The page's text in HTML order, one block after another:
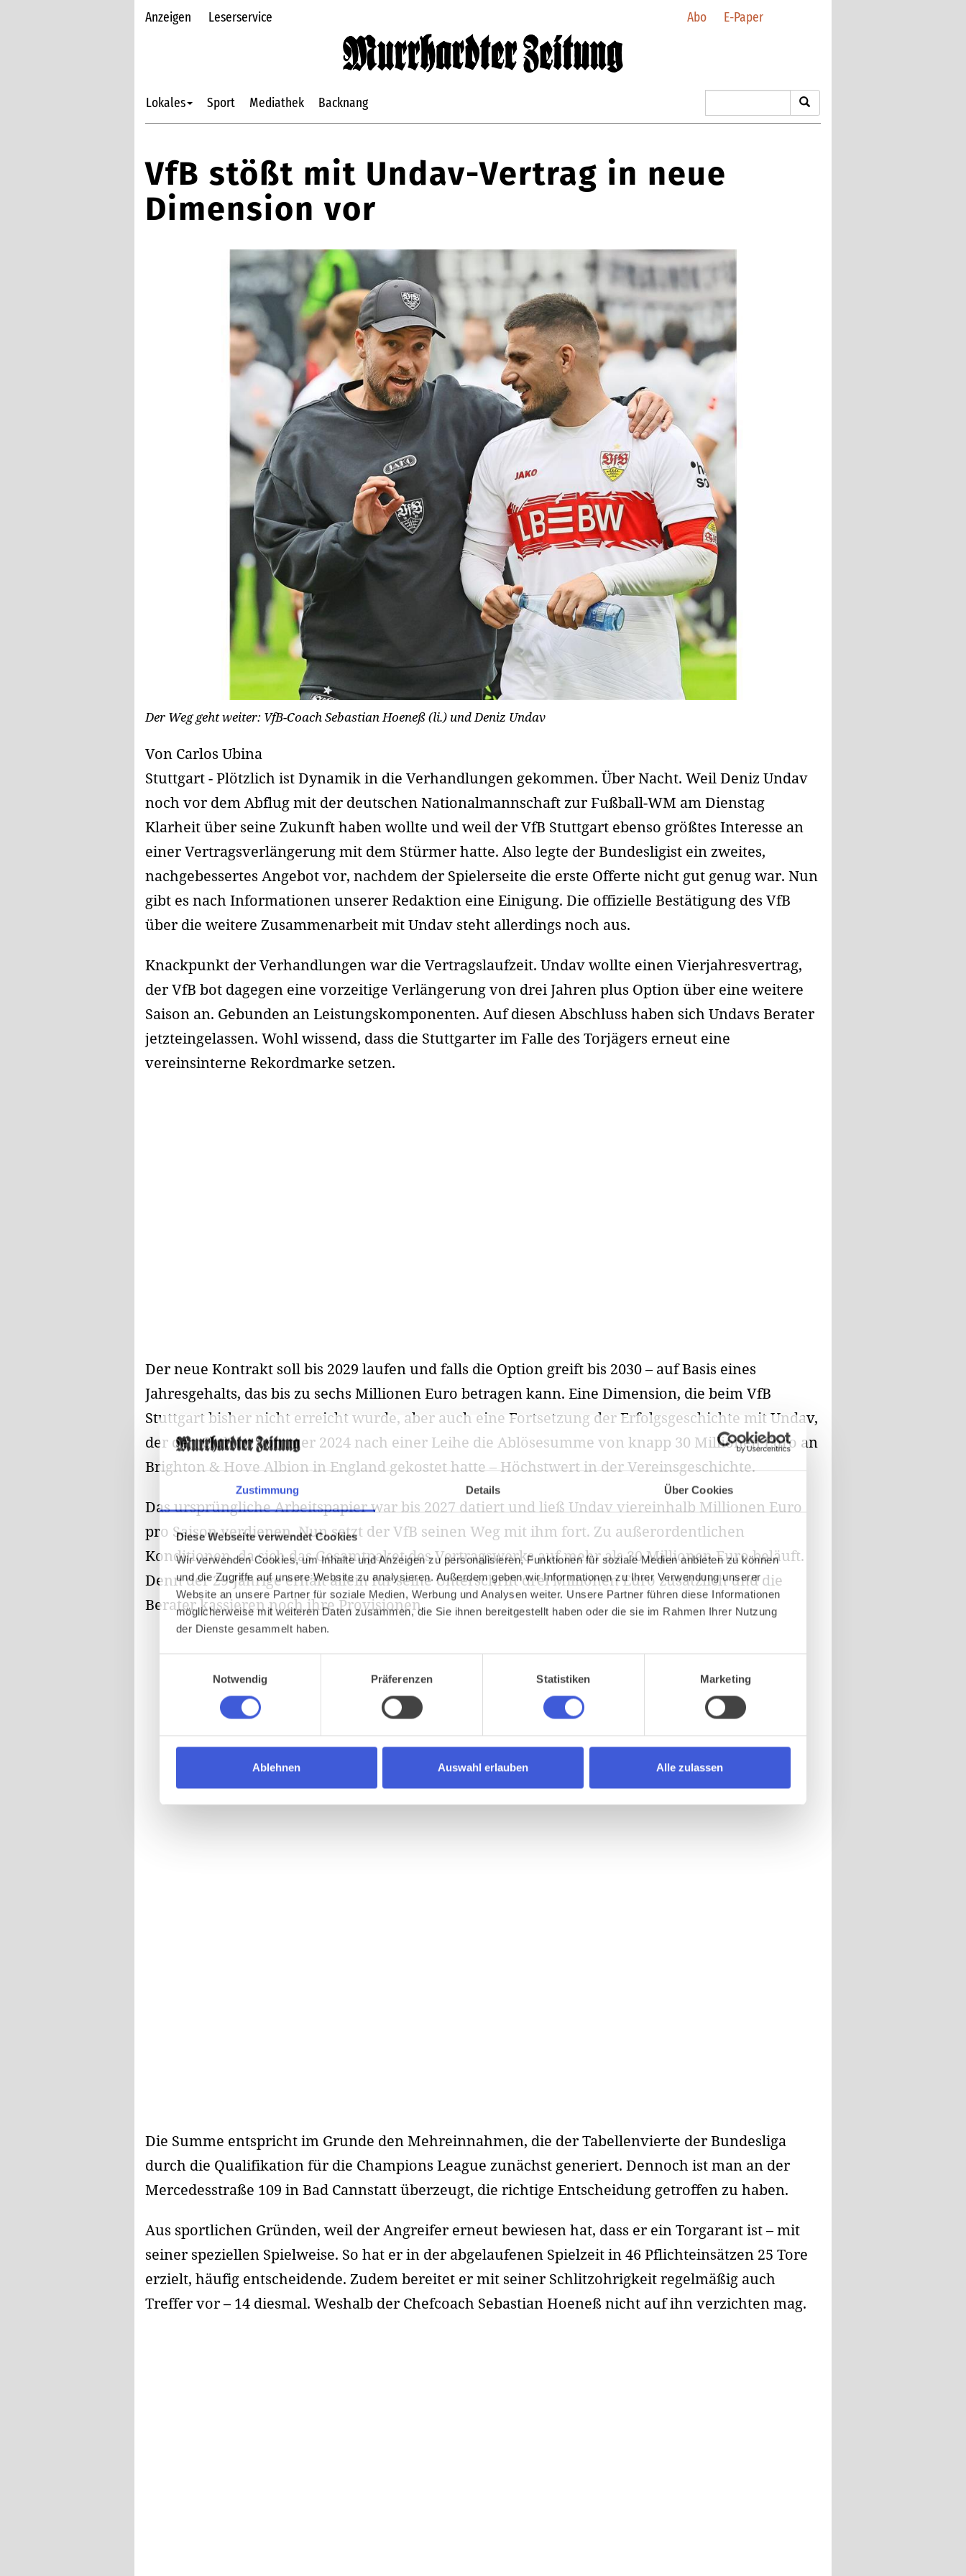
Zustimmung Details Über Cookies
Diese Webseite verwendet Cookies
Wir verwenden Cookies, um Inhalte und Anzeigen zu personalisieren, Funktionen für soziale Medien anbieten zu können
und die Zugriffe auf unsere Website zu analysieren. Außerdem geben wir Informationen zu Ihrer Verwendung unserer
Website an unsere Partner für soziale Medien, Werbung und Analysen weiter. Unsere Partner führen diese Informationen
möglicherweise mit weiteren Daten zusammen, die Sie ihnen bereitgestellt haben oder die sie im Rahmen Ihrer Nutzung
der Dienste gesammelt haben.
Notwendig
Präferenzen Statistiken Marketing
Ablehnen Auswahl erlauben Alle zulassen
Anzeigen Leserservice Abo E-Paper
Lokales Sport Mediathek Backnang
VfB stößt mit Undav-Vertrag in neue
Dimension vor
Der Weg geht weiter: VfB-Coach Sebastian Hoeneß (li.) und Deniz Undav
Von Carlos Ubina
Stuttgart - Plötzlich ist Dynamik in die Verhandlungen gekommen. Über Nacht. Weil Deniz Undav
noch vor dem Abflug mit der deutschen Nationalmannschaft zur Fußball-WM am Dienstag
Klarheit über seine Zukunft haben wollte und weil der VfB Stuttgart ebenso größtes Interesse an
einer Vertragsverlängerung mit dem Stürmer hatte. Also legte der Bundesligist ein zweites,
nachgebessertes Angebot vor, nachdem der Spielerseite die erste Offerte nicht gut genug war. Nun
gibt es nach Informationen unserer Redaktion eine Einigung. Die offizielle Bestätigung des VfB
über die weitere Zusammenarbeit mit Undav steht allerdings noch aus.
Knackpunkt der Verhandlungen war die Vertragslaufzeit. Undav wollte einen Vierjahresvertrag,
der VfB bot dagegen eine vorzeitige Verlängerung von drei Jahren plus Option über eine weitere
Saison an. Gebunden an Leistungskomponenten. Auf diesen Abschluss haben sich Undavs Berater
jetzteingelassen. Wohl wissend, dass die Stuttgarter im Falle des Torjägers erneut eine
vereinsinterne Rekordmarke setzen.
Der neue Kontrakt soll bis 2029 laufen und falls die Option greift bis 2030 – auf Basis eines
Jahresgehalts, das bis zu sechs Millionen Euro betragen kann. Eine Dimension, die beim VfB
Stuttgart bisher nicht erreicht wurde, aber auch eine Fortsetzung der Erfolgsgeschichte mit Undav,
der den Club im Sommer 2024 nach einer Leihe die Ablösesumme von knapp 30 Millionen Euro an
Brighton & Hove Albion in England gekostet hatte – Höchstwert in der Vereinsgeschichte.
Das ursprüngliche Arbeitspapier war bis 2027 datiert und ließ Undav viereinhalb Millionen Euro
pro Saison verdienen. Nun setzt der VfB seinen Weg mit ihm fort. Zu außerordentlichen
Konditionen, da sich das Gesamtpaket des Vertragswerks auf mehr als 30 Millionen Euro beläuft.
Denn der 29-Jährige erhält allein für seine Unterschrift drei Millionen Euro zusätzlich und die
Berater kassieren noch ihre Provisionen.
Die Summe entspricht im Grunde den Mehreinnahmen, die der Tabellenvierte der Bundesliga
durch die Qualifikation für die Champions League zunächst generiert. Dennoch ist man an der
Mercedesstraße 109 in Bad Cannstatt überzeugt, die richtige Entscheidung getroffen zu haben.
Aus sportlichen Gründen, weil der Angreifer erneut bewiesen hat, dass er ein Torgarant ist – mit
seiner speziellen Spielweise. So hat er in der abgelaufenen Spielzeit in 46 Pflichteinsätzen 25 Tore
erzielt, häufig entscheidende. Zudem bereitet er mit seiner Schlitzohrigkeit regelmäßig auch
Treffer vor – 14 diesmal. Weshalb der Chefcoach Sebastian Hoeneß nicht auf ihn verzichten mag.